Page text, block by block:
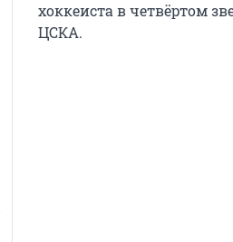
хоккеиста в четвёртом
ЦСКА.